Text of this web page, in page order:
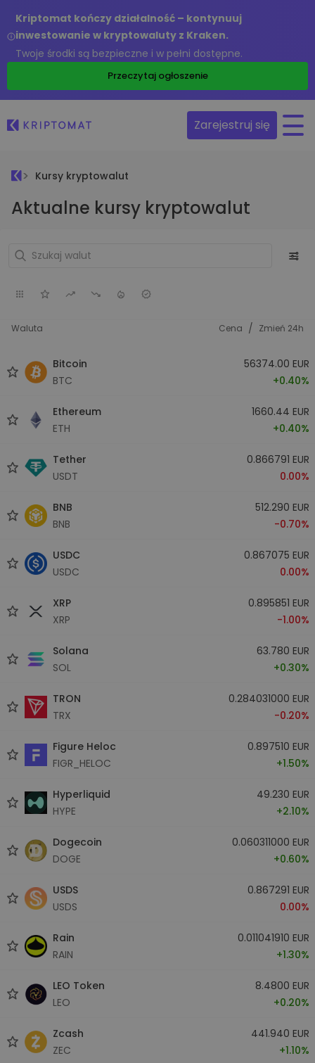
Kriptomat kończy działalność – kontynuuj
inwestowanie w kryptowaluty z Kraken.
Twoje środki są bezpieczne i w pełni dostępne.
Przeczytaj ogłoszenie
Zarejestruj się
Kursy kryptowalut
Aktualne kursy kryptowalut
Waluta Cena / Zmień 24h
Bitcoin
BTC
56374.00 EUR
+0.40%
Ethereum
ETH
1660.44 EUR
+0.40%
Tether
USDT
0.866791 EUR
0.00%
BNB
BNB
512.290 EUR
-0.70%
USDC
USDC
0.867075 EUR
0.00%
XRP
XRP
0.895851 EUR
-1.00%
Solana
SOL
63.780 EUR
+0.30%
TRON
TRX
0.284031000 EUR
-0.20%
Figure Heloc
FIGR_HELOC
0.897510 EUR
+1.50%
Hyperliquid
HYPE
49.230 EUR
+2.10%
Dogecoin
DOGE
0.060311000 EUR
+0.60%
USDS
USDS
0.867291 EUR
0.00%
Rain
RAIN
0.011041910 EUR
+1.30%
LEO Token
LEO
8.4800 EUR
+0.20%
Zcash
ZEC
441.940 EUR
+1.10%